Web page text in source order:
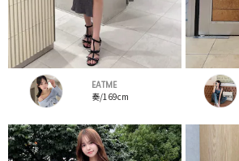
EATME
奏/169cm